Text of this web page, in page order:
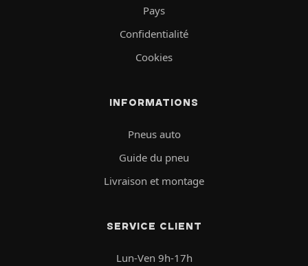
Pays
Confidentialité
Cookies
INFORMATIONS
Pneus auto
Guide du pneu
Livraison et montage
SERVICE CLIENT
Lun-Ven 9h-17h